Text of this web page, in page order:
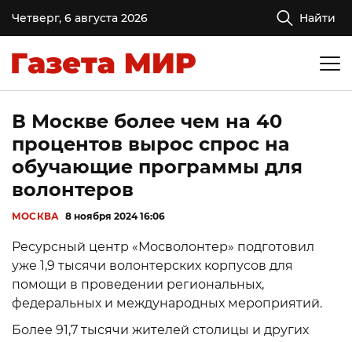
Четверг, 6 августа 2026 Найти
В Москве более чем на 40
процентов вырос спрос на
обучающие программы для
волонтеров
МОСКВА 8 ноября 2024 16:06
Ресурсный центр «Мосволонтер» подготовил
уже 1,9 тысячи волонтерских корпусов для
помощи в проведении региональных,
федеральных и международных мероприятий.
Более 91,7 тысячи жителей столицы и других